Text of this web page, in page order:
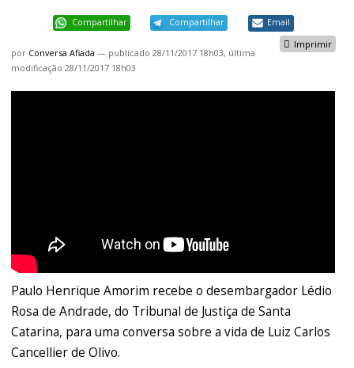
Compartilhar Compartilhar Email
Imprimir
por Conversa Afiada — publicado 28/11/2017 18h03, última
modificação 28/11/2017 18h03
Paulo Henrique Amorim recebe o desembargador Lédio
Rosa de Andrade, do Tribunal de Justiça de Santa
Catarina, para uma conversa sobre a vida de Luiz Carlos
Cancellier de Olivo.